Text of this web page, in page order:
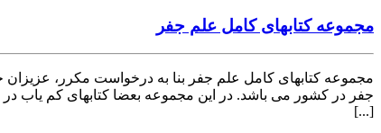
مجموعه کتابهای کامل علم جفر
مجموعه کتابهای کامل علم جفر بنا به درخواست مکرر،
جفر در کشور می باشد. در این مجموعه بعضا کتابهای کم یاب
[...]